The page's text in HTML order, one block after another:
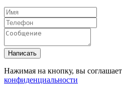
Написать
Нажимая на кнопку, вы
конфиденциальности